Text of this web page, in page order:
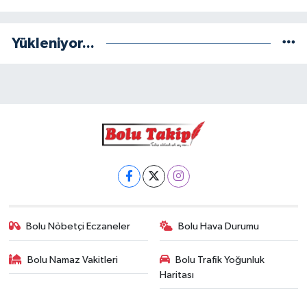
Yükleniyor...
Bolu Nöbetçi Eczaneler Bolu Hava Durumu
Bolu Namaz Vakitleri
Bolu Trafik Yoğunluk
Haritası